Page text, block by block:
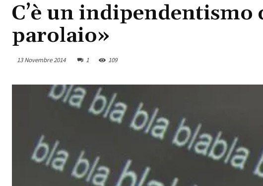
C’è un
parolaio»
13 Novembre 2014 1 109